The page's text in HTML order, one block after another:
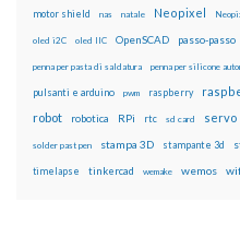
motor shield nas natale Neopixel
oled i2C oled IIC OpenSCAD passo-passo
penna per pasta di saldatura penna per silicone
pulsanti e arduino pwm raspberry
robot robotica RPi rtc sd card servo
solder past pen stampa 3D stampante 3d
timelapse tinkercad wemake wemos